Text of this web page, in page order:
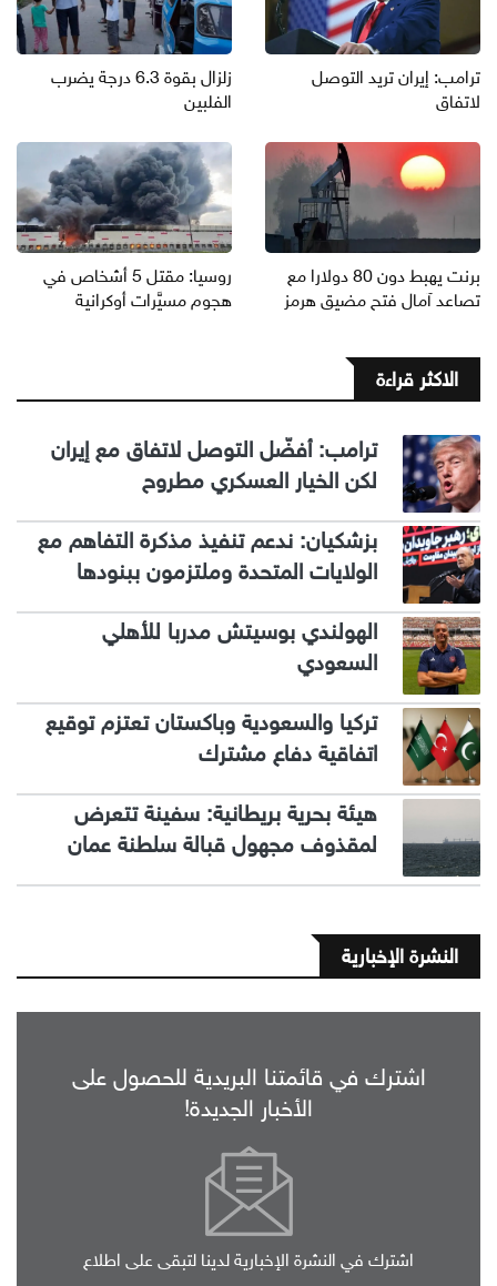
ترامب: إيران تريد التوصل
لاتفاق
زلزال بقوة 6.3 درجة يضرب
الفلبين
برنت يهبط دون 80 دولارا مع
تصاعد آمال فتح مضيق هرمز
روسيا: مقتل 5 أشخاص في
هجوم مسيَّرات أوكرانية
الاكثر قراءة
ترامب: أفضّل التوصل لاتفاق مع إيران
لكن الخيار العسكري مطروح
بزشكيان: ندعم تنفيذ مذكرة التفاهم مع
الولايات المتحدة وملتزمون ببنودها
الهولندي بوسيتش مدربا للأهلي
السعودي
تركيا والسعودية وباكستان تعتزم توقيع
اتفاقية دفاع مشترك
هيئة بحرية بريطانية: سفينة تتعرض
لمقذوف مجهول قبالة سلطنة عمان
النشرة الإخبارية
اشترك في قائمتنا البريدية للحصول على
الأخبار الجديدة!
اشترك في النشرة الإخبارية لدينا لتبقى على اطلاع